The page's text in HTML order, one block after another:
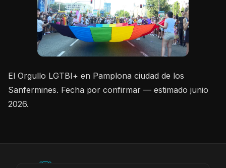
El Orgullo LGTBI+ en Pamplona ciudad de los
Sanfermines. Fecha por confirmar — estimado junio
2026.
©